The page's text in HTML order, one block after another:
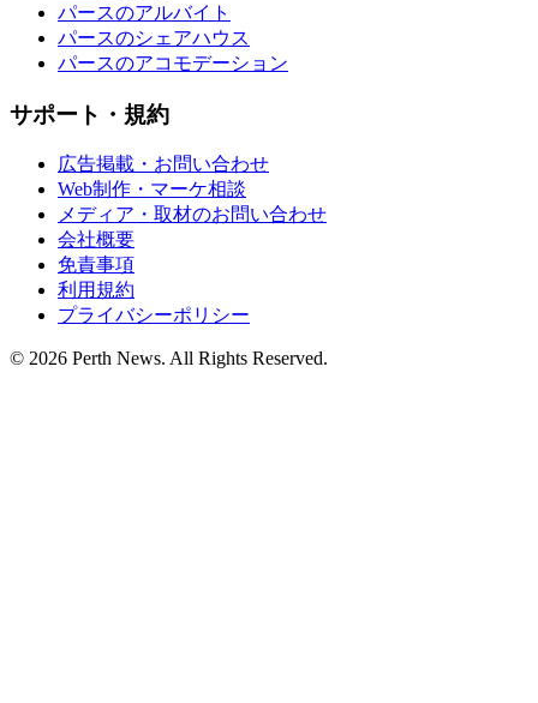
パースのアルバイト
パースのシェアハウス
パースのアコモデーション
サポート・規約
広告掲載・お問い合わせ
Web制作・マーケ相談
メディア・取材のお問い合わせ
会社概要
免責事項
利用規約
プライバシーポリシー
© 2026 Perth News. All Rights Reserved.